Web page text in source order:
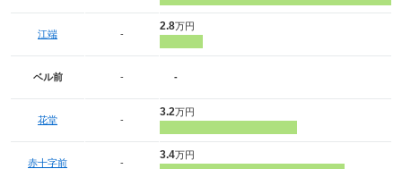
江端 -
2.8万円
ベル前 - -
花堂 -
3.2万円
赤十字前 -
3.4万円